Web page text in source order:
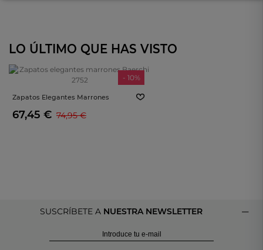
LO ÚLTIMO QUE HAS VISTO
- 10%
Zapatos Elegantes Marrones
Baerchi 2752
67,45 € 74,95 €
SUSCRÍBETE A NUESTRA NEWSLETTER